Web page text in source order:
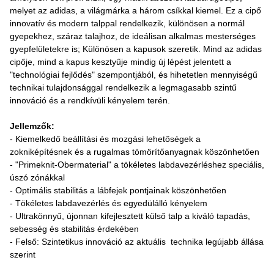
melyet az adidas, a világmárka a három csíkkal kiemel. Ez a cipő
innovatív és modern talppal rendelkezik, különösen a normál
gyepekhez, száraz talajhoz, de ideálisan alkalmas mesterséges
gyepfelületekre is; Különösen a kapusok szeretik. Mind az adidas
cipője, mind a kapus kesztyűje mindig új lépést jelentett a
"technológiai fejlődés" szempontjából, és hihetetlen mennyiségű
technikai tulajdonsággal rendelkezik a legmagasabb szintű
innováció és a rendkívüli kényelem terén.
Jellemzők:
- Kiemelkedő beállítási és mozgási lehetőségek a
zokniképítésnek és a rugalmas tömörítőanyagnak köszönhetően
- "Primeknit-Obermaterial" a tökéletes labdavezérléshez speciális,
úszó zónákkal
- Optimális stabilitás a lábfejek pontjainak köszönhetően
- Tökéletes labdavezérlés és egyedülálló kényelem
- Ultrakönnyű, újonnan kifejlesztett külső talp a kiváló tapadás,
sebesség és stabilitás érdekében
- Felső: Szintetikus innováció az aktuális technika legújabb állása
szerint